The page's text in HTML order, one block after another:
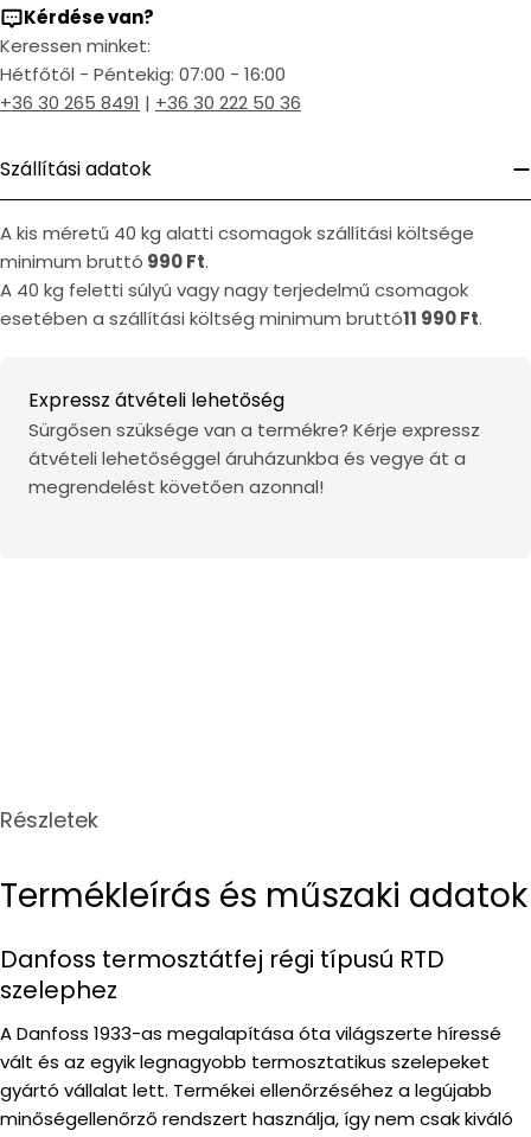
Kérdése van?
Keressen minket:
Hétfőtől - Péntekig: 07:00 - 16:00
+36 30 265 8491 | +36 30 222 50 36
Szállítási adatok
A kis méretű 40 kg alatti csomagok szállítási költsége
minimum bruttó 990 Ft.
A 40 kg feletti súlyú vagy nagy terjedelmű csomagok
esetében a szállítási költség minimum bruttó11 990 Ft.
Expressz átvételi lehetőség
Sürgősen szüksége van a termékre? Kérje expressz
átvételi lehetőséggel áruházunkba és vegye át a
megrendelést követően azonnal!
Részletek
Termékleírás és műszaki adatok
Danfoss termosztátfej régi típusú RTD
szelephez
A Danfoss 1933-as megalapítása óta világszerte híressé
vált és az egyik legnagyobb termosztatikus szelepeket
gyártó vállalat lett. Termékei ellenőrzéséhez a legújabb
minőségellenőrző rendszert használja, így nem csak kiváló